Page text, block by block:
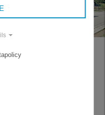
celoroční jízdenka